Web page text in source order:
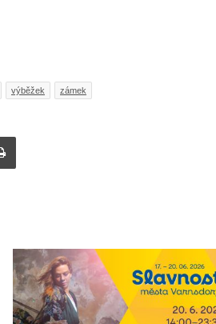
výběžek zámek
Tisknout